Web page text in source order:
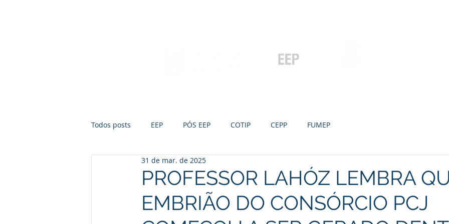
Todos posts EEP PÓS EEP COTIP CEPP FUMEP
PROFESSOR LAHÓZ LEMBRA
EMBRIÃO DO CONSÓRCIO PCJ
31 de mar. de 2025